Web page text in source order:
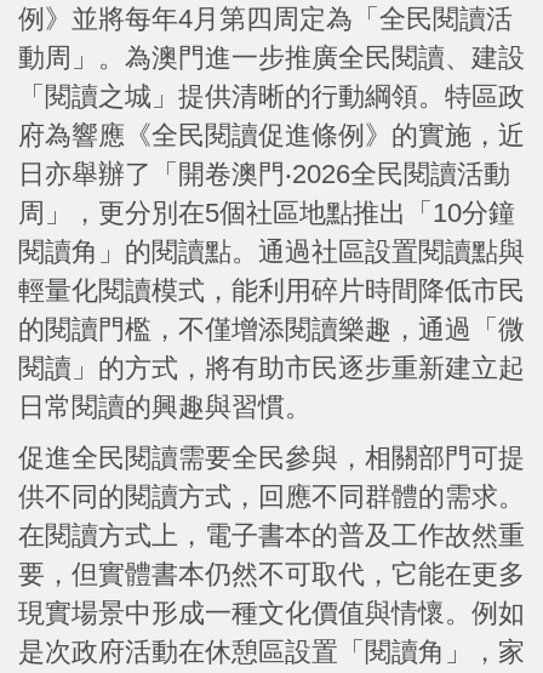
例》並將每年4月第四周定為「全民閱讀活
動周」。為澳門進一步推廣全民閱讀、建設
「閱讀之城」提供清晰的行動綱領。特區政
府為響應《全民閱讀促進條例》的實施，近
日亦舉辦了「開卷澳門‧2026全民閱讀活動
周」，更分別在5個社區地點推出「10分鐘
閱讀角」的閱讀點。通過社區設置閱讀點與
輕量化閱讀模式，能利用碎片時間降低市民
的閱讀門檻，不僅增添閱讀樂趣，通過「微
閱讀」的方式，將有助市民逐步重新建立起
日常閱讀的興趣與習慣。
促進全民閱讀需要全民參與，相關部門可提
供不同的閱讀方式，回應不同群體的需求。
在閱讀方式上，電子書本的普及工作故然重
要，但實體書本仍然不可取代，它能在更多
現實場景中形成一種文化價值與情懷。例如
是次政府活動在休憩區設置「閱讀角」，家